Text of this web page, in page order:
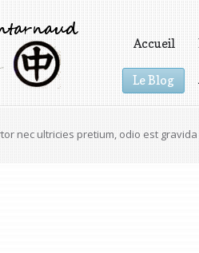
Accueil
Le Blog
nec ultricies pretium, odio est